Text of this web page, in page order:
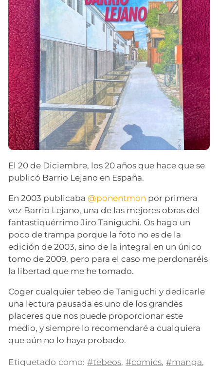
El 20 de Diciembre, los 20 años que hace que se
publicó Barrio Lejano en España.
En 2003 publicaba @ponentmon por primera
vez Barrio Lejano, una de las mejores obras del
fantastiquérrimo Jiro Taniguchi. Os hago un
poco de trampa porque la foto no es de la
edición de 2003, sino de la integral en un único
tomo de 2009, pero para el caso me perdonaréis
la libertad que me he tomado.
Coger cualquier tebeo de Taniguchi y dedicarle
una lectura pausada es uno de los grandes
placeres que nos puede proporcionar este
medio, y siempre lo recomendaré a cualquiera
que aún no lo haya probado.
Etiquetado como: #tebeos,#comics,#manga,